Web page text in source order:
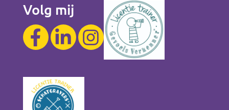
Volg mij